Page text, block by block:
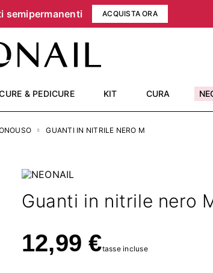
semipermanenti ACQUISTA ORA
& PEDICURE KIT CURA
GUANTI IN NITRILE NERO M
Guanti in nitrile nero
12,99 €tasse incluse